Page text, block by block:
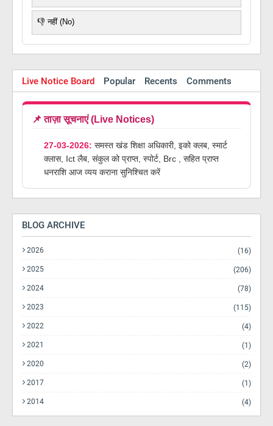
👎 नहीं (No)
Live Notice Board Popular Recents Comments
📌 ताज़ा सूचनाएं (Live Notices)
27-03-2026: समस्त खंड शिक्षा अधिकारी, इको क्लब, स्मार्ट
क्लास, Ict लैब, संकुल को प्राप्त, स्पोर्ट, Brc , सहित प्राप्त
धनराशि आज व्यय कराना सुनिश्चित करें
BLOG ARCHIVE
2026 (16)
2025 (206)
2024 (78)
2023 (115)
2022 (4)
2021 (1)
2020 (2)
2017 (1)
2014 (4)